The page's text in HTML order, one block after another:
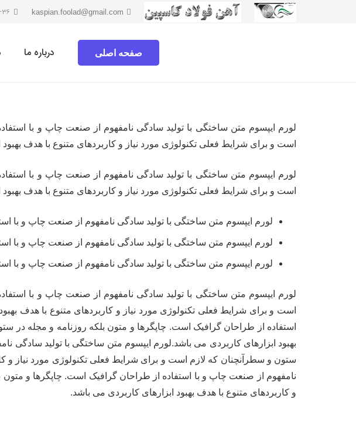
kaspian.foolad@gmail.com
صفحه اصلی درباره ما
لورم ایپسوم متن ساختگی با تولید سادگی نامفهوم از صنعت چاپ و با
است و برای شرایط فعلی تکنولوژی مورد نیاز و کاربردهای متنوع با هدف
لورم ایپسوم متن ساختگی با تولید سادگی نامفهوم از صنعت چاپ و با
است و برای شرایط فعلی تکنولوژی مورد نیاز و کاربردهای متنوع با هدف
لورم ایپسوم متن ساختگی با تولید سادگی نامفهوم از صنعت چاپ و با
لورم ایپسوم متن ساختگی با تولید سادگی نامفهوم از صنعت چاپ و با
لورم ایپسوم متن ساختگی با تولید سادگی نامفهوم از صنعت چاپ و با
لورم ایپسوم متن ساختگی با تولید سادگی نامفهوم از صنعت چاپ و با
است و برای شرایط فعلی تکنولوژی مورد نیاز و کاربردهای متنوع با هدف
استفاده از طراحان گرافیک است. چاپگرها و متون بلکه روزنامه و مجله در
بهبود ابزارهای کاربردی می باشد.لورم ایپسوم متن ساختگی با تولید سادگی
ستون و سطرآنچنان که لازم است و برای شرایط فعلی تکنولوژی مورد نیاز و
نامفهوم از صنعت چاپ و با استفاده از طراحان گرافیک است. چاپگرها و
و کاربردهای متنوع با هدف بهبود ابزارهای کاربردی می باشد.